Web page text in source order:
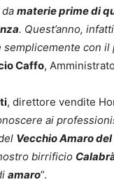
materie prime di
. Quest’anno,
con
Caffo,
, direttore vendite
ai
Vecchio Amaro del
birrificio
amaro”.